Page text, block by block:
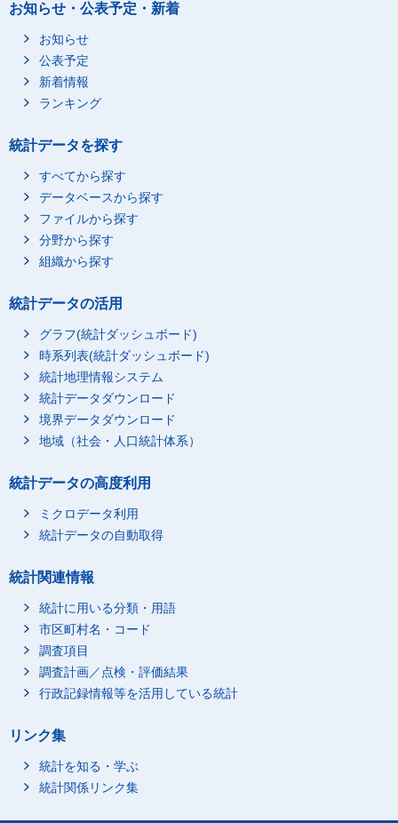
お知らせ・公表予定・新着
お知らせ
公表予定
新着情報
ランキング
統計データを探す
すべてから探す
データベースから探す
ファイルから探す
分野から探す
組織から探す
統計データの活用
グラフ(統計ダッシュボード)
時系列表(統計ダッシュボード)
統計地理情報システム
統計データダウンロード
境界データダウンロード
地域（社会・人口統計体系）
統計データの高度利用
ミクロデータ利用
統計データの自動取得
統計関連情報
統計に用いる分類・用語
市区町村名・コード
調査項目
調査計画／点検・評価結果
行政記録情報等を活用している統計
リンク集
統計を知る・学ぶ
統計関係リンク集